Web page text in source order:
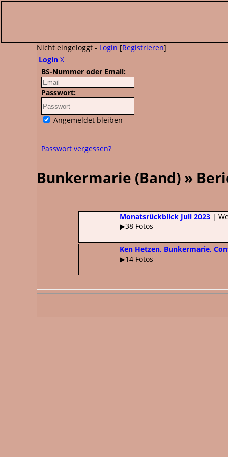
Nicht eingeloggt - Login [Registrieren]
Login X
BS-Nummer oder Email:
Passwort:
Angemeldet bleiben
Passwort vergessen?
Bunkermarie (Band) »
Monatsrückblick Juli 2023 |
▶38 Fotos
Ken Hetzen, Bunkermarie,
▶14 Fotos